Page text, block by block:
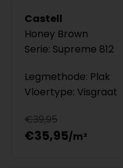
Castell
Honey Brown
Serie: Supreme 812
Legmethode: Plak
Vloertype: Visgraat
€39,95
€35,95